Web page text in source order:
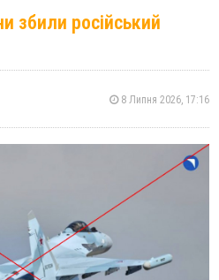
збили російський
8 Липня 2026, 17:16